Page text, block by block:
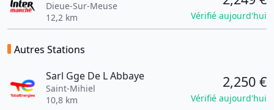
Dieue-Sur-Meuse
12,2 km
Vérifié aujourd'hui
Autres Stations
Sarl Gge De L Abbaye
Saint-Mihiel
10,8 km
2,250 €
Vérifié aujourd'hui